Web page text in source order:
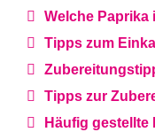
Welche Paprika
Tipps zum
Tipps zur
Häufig gestellte